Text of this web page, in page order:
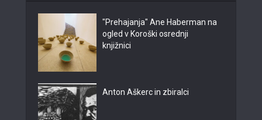
"Prehajanja" Ane Haberman na
ogled v Koroški osrednji
knjižnici
Anton Aškerc in zbiralci